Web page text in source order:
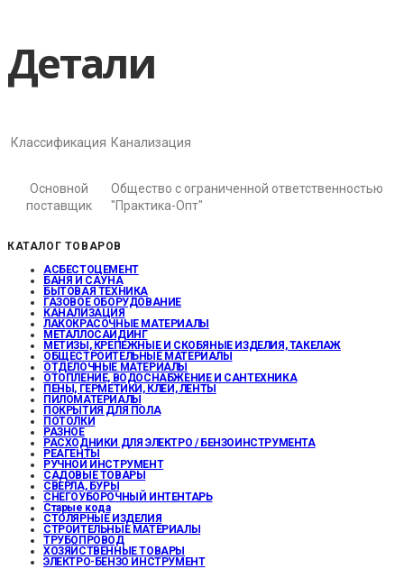
Детали
Классификация Канализация
Основной
поставщик
Общество с ограниченной ответственностью
"Практика-Опт"
КАТАЛОГ ТОВАРОВ
АСБЕСТОЦЕМЕНТ
БАНЯ И САУНА
БЫТОВАЯ ТЕХНИКА
ГАЗОВОЕ ОБОРУДОВАНИЕ
КАНАЛИЗАЦИЯ
ЛАКОКРАСОЧНЫЕ МАТЕРИАЛЫ
МЕТАЛЛОСАЙДИНГ
МЕТИЗЫ, КРЕПЕЖНЫЕ И СКОБЯНЫЕ ИЗДЕЛИЯ, ТАКЕЛАЖ
ОБЩЕСТРОИТЕЛЬНЫЕ МАТЕРИАЛЫ
ОТДЕЛОЧНЫЕ МАТЕРИАЛЫ
ОТОПЛЕНИЕ, ВОДОСНАБЖЕНИЕ И САНТЕХНИКА
ПЕНЫ, ГЕРМЕТИКИ, КЛЕИ, ЛЕНТЫ
ПИЛОМАТЕРИАЛЫ
ПОКРЫТИЯ ДЛЯ ПОЛА
ПОТОЛКИ
РАЗНОЕ
РАСХОДНИКИ ДЛЯ ЭЛЕКТРО / БЕНЗОИНСТРУМЕНТА
РЕАГЕНТЫ
РУЧНОЙ ИНСТРУМЕНТ
САДОВЫЕ ТОВАРЫ
СВЕРЛА, БУРЫ
СНЕГОУБОРОЧНЫЙ ИНТЕНТАРЬ
Старые кода
СТОЛЯРНЫЕ ИЗДЕЛИЯ
СТРОИТЕЛЬНЫЕ МАТЕРИАЛЫ
ТРУБОПРОВОД
ХОЗЯЙСТВЕННЫЕ ТОВАРЫ
ЭЛЕКТРО-БЕНЗО ИНСТРУМЕНТ